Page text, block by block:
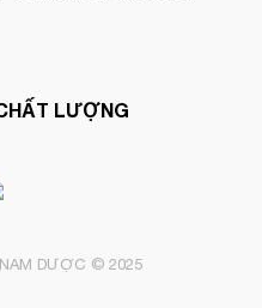
LƯỢNG
DƯỢC © 2025